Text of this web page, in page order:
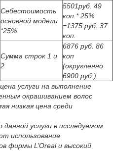
Себестоимость
основной модели
*25%
5501руб. 49
коп.* 25%
=1375 руб. 37
коп.
Сумма строк 1 и
2
6876 руб. 86
коп
(округленно
6900 руб.)
услуги на выполнение
окрашиванием волос
низкая цена среди
услуги в исследуемом
использование
фирмы L’Oreal и высокий